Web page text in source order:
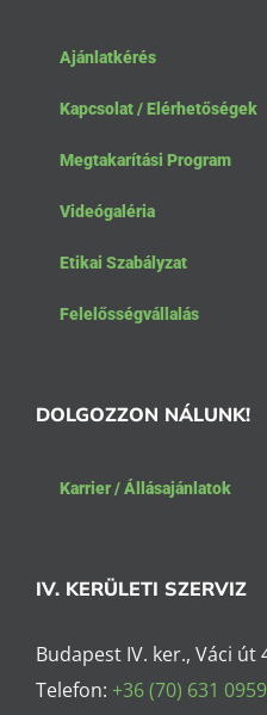
Ajánlatkérés
Kapcsolat / Elérhetőségek
Megtakarítási Program
Videógaléria
Etikai Szabályzat
Felelősségvállalás
DOLGOZZON NÁLUNK!
Karrier / Állásajánlatok
IV. KERÜLETI SZERVIZ
Budapest IV. ker., Váci út
Telefon: +36 (70) 631 0959